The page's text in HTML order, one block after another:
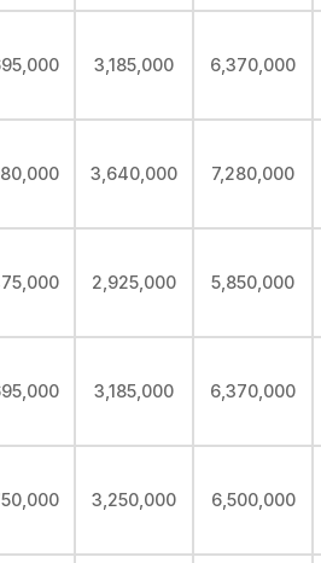
3,185,000 6,370,000
3,640,000 7,280,000
2,925,000 5,850,000
3,185,000 6,370,000
3,250,000 6,500,000